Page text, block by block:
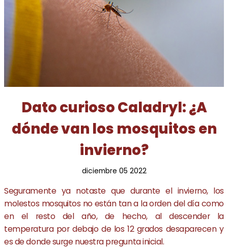
Dato curioso Caladryl: ¿A
dónde van los mosquitos en
invierno?
diciembre 05 2022
Seguramente ya notaste que durante el invierno, los
molestos mosquitos no están tan a la orden del día como
en el resto del año, de hecho, al descender la
temperatura por debajo de los 12 grados desaparecen y
es de donde surge nuestra pregunta inicial.